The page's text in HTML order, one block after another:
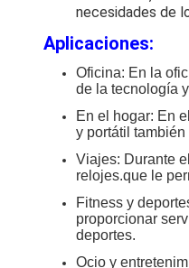
necesidades de
Aplicaciones:
Oficina: En la
de la tecnología
En el hogar: En
y portátil
Viajes: Durante
relojes.que le
Fitness y
proporcionar
deportes.
Ocio y